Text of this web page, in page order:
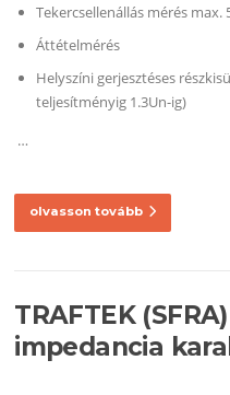
Tekercsellenállás mérés max.
Áttételmérés
Helyszíni gerjesztéses
teljesítményig 1.3Un-ig)
…
olvasson tovább
TRAFTEK
impedancia